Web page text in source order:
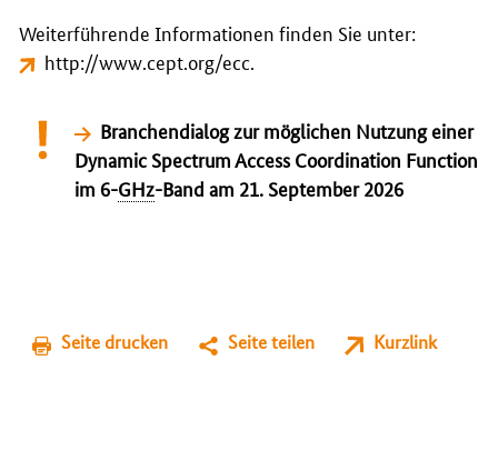
Weiterführende Informationen finden Sie unter:
http://www.cept.org/ecc.
Branchendialog zur möglichen Nutzung einer
Dynamic Spectrum Access Coordination Function
im 6-GHz-Band am 21. September 2026
Seite drucken Seite teilen Kurzlink